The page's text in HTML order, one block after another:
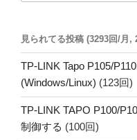
見られてる投稿 (3293回/月,
TP-LINK Tapo P105/
(Windows/Linux) (123回)
TP-LINK TAPO P100/
制御する (100回)